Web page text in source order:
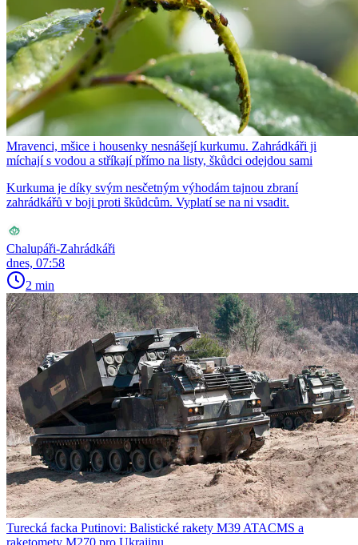
Mravenci, mšice i housenky nesnášejí kurkumu. Zahrádkáři ji
míchají s vodou a stříkají přímo na listy, škůdci odejdou sami
Kurkuma je díky svým nesčetným výhodám tajnou zbraní
zahrádkářů v boji proti škůdcům. Vyplatí se na ni vsadit.
Chalupáři-Zahrádkáři
dnes, 07:58
2 min
Turecká facka Putinovi: Balistické rakety M39 ATACMS a
raketomety M270 pro Ukrajinu